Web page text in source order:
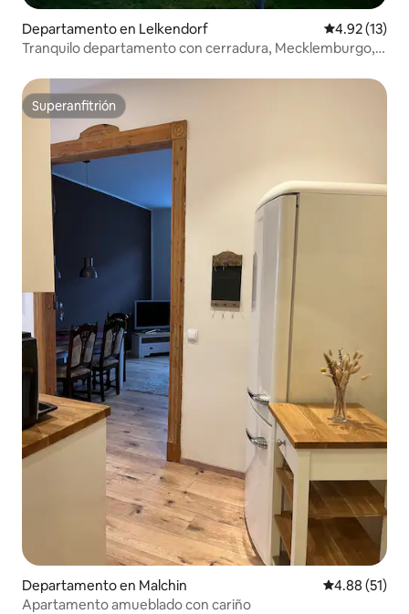
Departamento en Lelkendorf Calificación
4.92 (13)
Tranquilo departamento con cerradura, Mecklemburgo,
Superanfitrión
Superanfitrión
Departamento en Malchin Calificación
4.88 (51)
Apartamento amueblado con cariño